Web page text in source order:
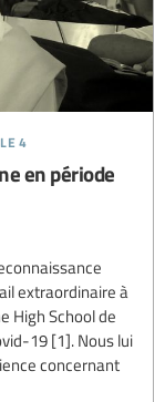
4
en période
extraordinaire à
High School de
19 [1]. Nous lui
concernant